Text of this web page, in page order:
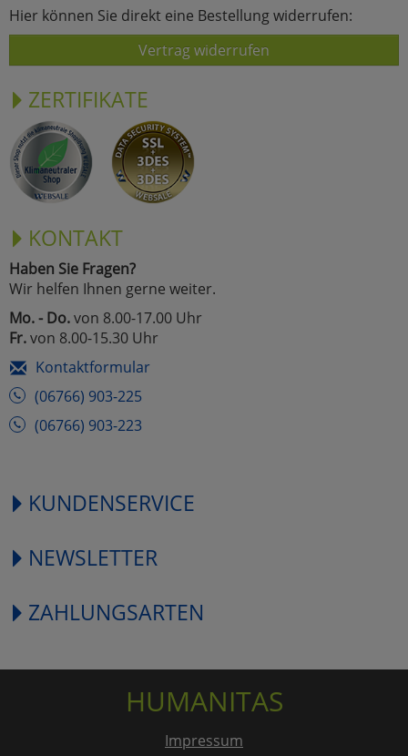
Hier können Sie direkt eine Bestellung widerrufen:
Vertrag widerrufen
ZERTIFIKATE
KONTAKT
Haben Sie Fragen?
Wir helfen Ihnen gerne weiter.
Mo. - Do.von 8.00-17.00 Uhr
Fr.von 8.00-15.30 Uhr
Kontaktformular
(06766) 903-225
(06766) 903-223
KUNDENSERVICE
NEWSLETTER
ZAHLUNGSARTEN
HUMANITAS
Impressum